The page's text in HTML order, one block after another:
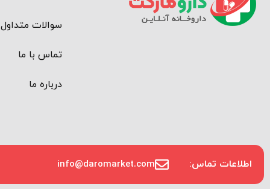
سوالات متداول
تماس با ما
درباره ما
اطلاعات تماس: info@daromarket.com